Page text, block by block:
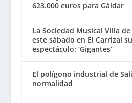
623.000 euros para Gáldar
La Sociedad Musical Villa
este sábado en El Carrizal
espectáculo: ‘Gigantes’
El polígono industrial de
normalidad